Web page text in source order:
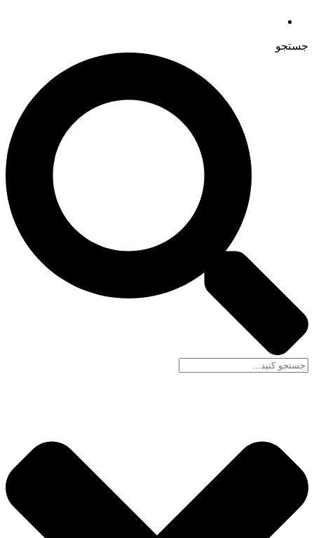
جستجو